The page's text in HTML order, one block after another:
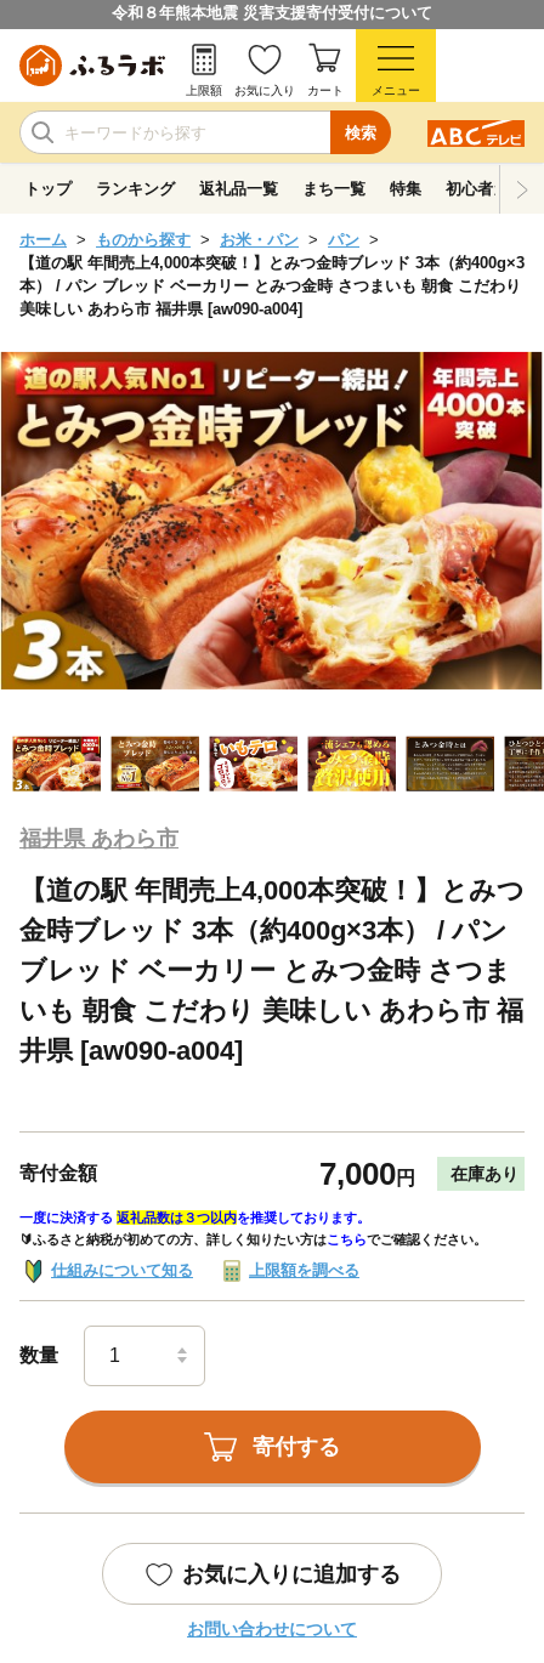
令和８年熊本地震 災害支援寄付受付について
検索
上限額 お気に入り カート メニュー
トップ ランキング 返礼品一覧 まち一覧 特集 初心者ガイド
ホーム ものから探す お米・パン
パン
【道の駅 年間売上4,000本突破！】とみつ金時ブレッド 3本（約400g×3
本） / パン ブレッド ベーカリー とみつ金時 さつまいも 朝食 こだわり
美味しい あわら市 福井県 [aw090-a004]
福井県 あわら市
【道の駅 年間売上4,000本突破！】とみつ
金時ブレッド 3本（約400g×3本） / パン
ブレッド ベーカリー とみつ金時 さつま
いも 朝食 こだわり 美味しい あわら市 福
井県 [aw090-a004]
寄付金額 7,000円 在庫あり
一度に決済する 返礼品数は３つ以内を推奨しております。
🔰ふるさと納税が初めての方、詳しく知りたい方はこちらでご確認ください。
仕組みについて知る 上限額を調べる
数量
寄付する
お気に入りに追加する
お問い合わせについて